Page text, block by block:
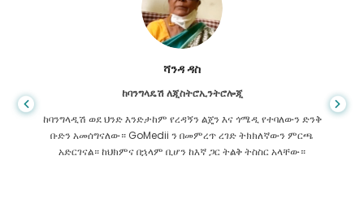
ሻንዳ ዳስ
ከባንግላዴሽ ለጂስትሮኢንትሮሎጂ
ከባንግላዲሽ ወደ ህንድ እንድታከም የረዳኝን ልጄን እና ጎሜዲ የተባለውን ድንቅ
ቡድን አመሰግናለው። GoMedii ን በመምረጥ ረገድ ትክክለኛውን ምርጫ
አድርገናል። ከህክምና በኋላም ቢሆን ከእኛ ጋር ትልቅ ትስስር አላቸው።